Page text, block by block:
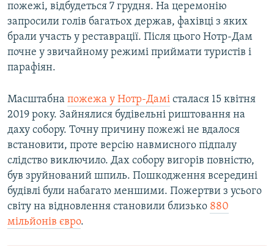
пожежі, відбудеться 7 грудня. На церемонію
запросили голів багатьох держав, фахівці з яких
брали участь у реставрації. Після цього Нотр-Дам
почне у звичайному режимі приймати туристів і
парафіян.
Масштабна пожежа у Нотр-Дамі сталася 15 квітня
2019 року. Зайнялися будівельні риштовання на
даху собору. Точну причину пожежі не вдалося
встановити, проте версію навмисного підпалу
слідство виключило. Дах собору вигорів повністю,
був зруйнований шпиль. Пошкодження всередині
будівлі були набагато меншими. Пожертви з усього
світу на відновлення становили близько 880
мільйонів євро.